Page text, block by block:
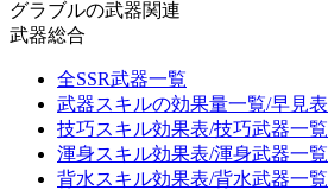
グラブルの武器関連
武器総合
全SSR武器一覧
武器スキルの効果量一覧/早見表
技巧スキル効果表/技巧武器一覧
渾身スキル効果表/渾身武器一覧
背水スキル効果表/背水武器一覧